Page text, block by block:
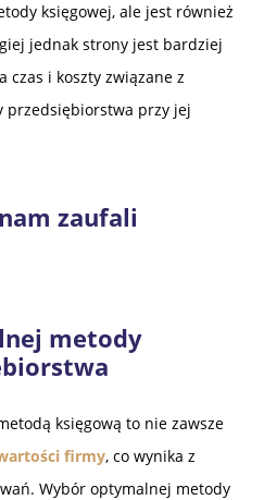
księgowej, ale jest również
jednak strony jest bardziej
czas i koszty związane z
przedsiębiorstwa przy jej
zaufali
metody
księgową to nie zawsze
firmy, co wynika z
Wybór optymalnej metody